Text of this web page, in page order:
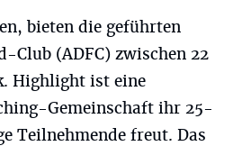
bieten die geführten
Club (ADFC) zwischen 22
Highlight ist eine
Gemeinschaft ihr 25-
Teilnehmende freut. Das